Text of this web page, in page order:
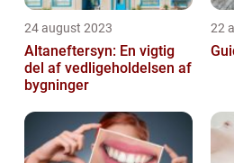
24 august 2023
Altaneftersyn: En vigtig
del af vedligeholdelsen af
bygninger
22